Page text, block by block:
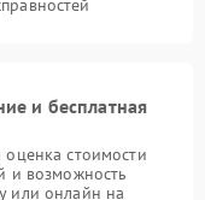
и бесплатная
оценка стоимости
и возможность
или онлайн на